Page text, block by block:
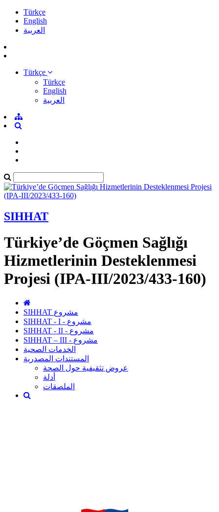
Türkçe
English
العربية
Türkçe
Türkçe
English
العربية
SIHHAT
Türkiye’de Göçmen Sağlığı
Hizmetlerinin Desteklenmesi
Projesi (IPA-III/2023/433-160)
SIHHAT مشروع
SIHHAT - I - مشروع
SIHHAT - II - مشروع
SIHHAT – III - مشروع
الخدمات الصحية
المستندات المصدرية
عروض تثقيفية حول الصحة
أدلة
الملصقات